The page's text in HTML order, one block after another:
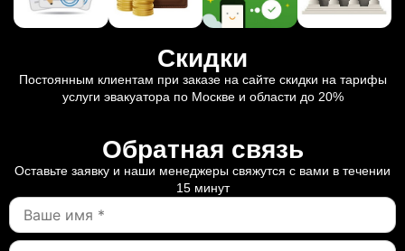
Скидки
Постоянным клиентам при заказе на сайте скидки на тарифы
услуги эвакуатора по Москве и области до 20%
Обратная связь
Оставьте заявку и наши менеджеры свяжутся с вами в течении
15 минут